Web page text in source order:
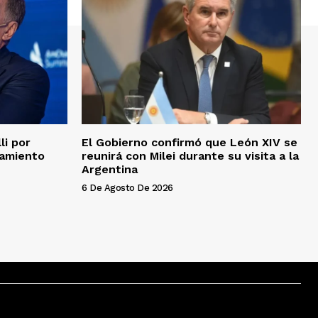
por
El Gobierno confirmó que León XIV se
reunirá con Milei durante su visita a la
Argentina
6 De Agosto De 2026